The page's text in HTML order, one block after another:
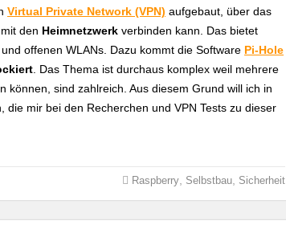
Virtual Private Network (VPN) aufgebaut, über das
den Heimnetzwerk verbinden kann. Das bietet
offenen WLANs. Dazu kommt die Software Pi-Hole
. Das Thema ist durchaus komplex weil mehrere
können, sind zahlreich. Aus diesem Grund will ich in
die mir bei den Recherchen und VPN Tests zu dieser
Raspberry, Selbstbau, Sicherheit